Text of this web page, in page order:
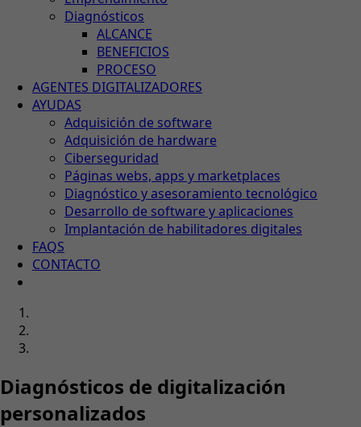
Diagnósticos
ALCANCE
BENEFICIOS
PROCESO
AGENTES DIGITALIZADORES
AYUDAS
Adquisición de software
Adquisición de hardware
Ciberseguridad
Páginas webs, apps y marketplaces
Diagnóstico y asesoramiento tecnológico
Desarrollo de software y aplicaciones
Implantación de habilitadores digitales
FAQS
CONTACTO
Diagnósticos de digitalización
personalizados